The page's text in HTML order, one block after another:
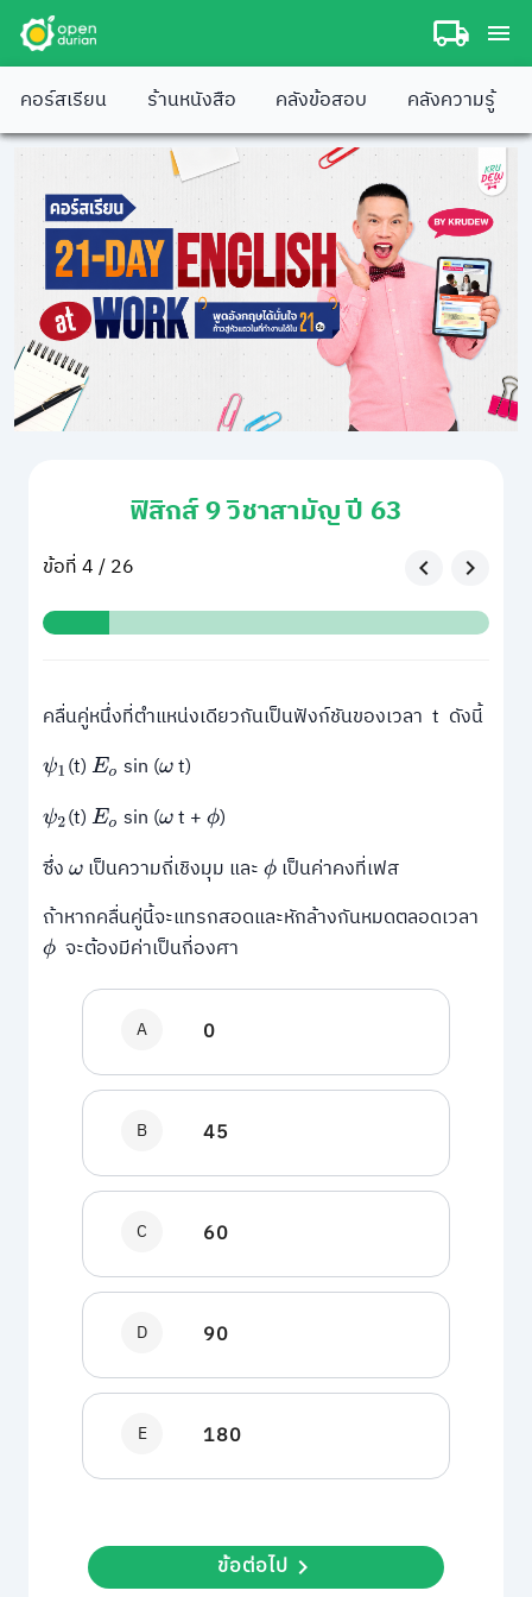
คอร์สเรียน ร้านหนังสือ คลังข้อสอบ คลังความรู้
ฟิสิกส์ 9 วิชาสามัญ ปี 63
ข้อที่ 4 / 26
คลื่นคู่หนึ่งที่ตำแหน่งเดียวกันเป็นฟังก์ชันของเวลา t ดังนี้
ψ1(t)Eo sin (ωt)
ψ2(t)Eo sin (ωt +ϕ)
ซึ่งωเป็นความถี่เชิงมุม และϕ เป็นค่าคงที่เฟส
ถ้าหากคลื่นคู่นี้จะแทรกสอดและหักล้างกันหมดตลอดเวลา
ϕ จะต้องมีค่าเป็นกี่องศา
A 0
B 45
C 60
D 90
E 180
ข้อต่อไป